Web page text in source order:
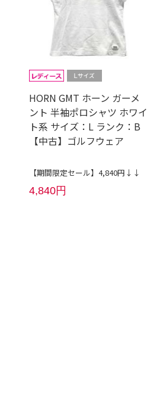
HORN GMT ホーン ガーメ
ント 半袖ポロシャツ ホワイ
ト系 サイズ：L ランク：B
【中古】ゴルフウェア
【期間限定セール】4,840円↓↓
4,840円